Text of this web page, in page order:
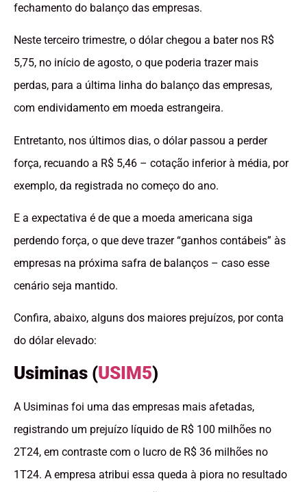
fechamento do balanço das empresas.
Neste terceiro trimestre, o dólar chegou a bater nos R$
5,75, no início de agosto, o que poderia trazer mais
perdas, para a última linha do balanço das empresas,
com endividamento em moeda estrangeira.
Entretanto, nos últimos dias, o dólar passou a perder
força, recuando a R$ 5,46 – cotação inferior à média, por
exemplo, da registrada no começo do ano.
E a expectativa é de que a moeda americana siga
perdendo força, o que deve trazer “ganhos contábeis” às
empresas na próxima safra de balanços – caso esse
cenário seja mantido.
Confira, abaixo, alguns dos maiores prejuízos, por conta
do dólar elevado:
Usiminas (USIM5)
A Usiminas foi uma das empresas mais afetadas,
registrando um prejuízo líquido de R$ 100 milhões no
2T24, em contraste com o lucro de R$ 36 milhões no
1T24. A empresa atribui essa queda à piora no resultado